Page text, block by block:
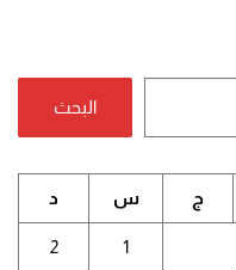
البحث
ج س د
1
2